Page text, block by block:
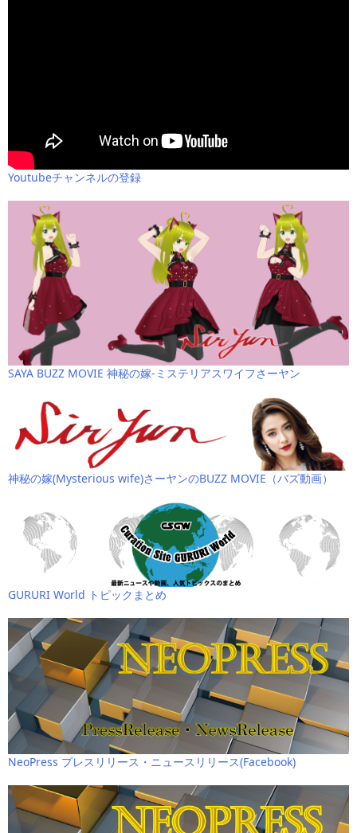
Youtubeチャンネルの登録
SAYA BUZZ MOVIE 神秘の嫁-ミステリアスワイフさーヤン
神秘の嫁(Mysterious wife)さーヤンのBUZZ MOVIE（バズ動画）
GURURI World トピックまとめ
NeoPress プレスリリース・ニュースリリース(Facebook)